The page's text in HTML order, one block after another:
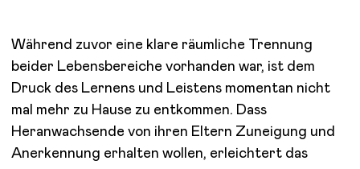
Während zuvor eine klare räumliche Trennung
beider Lebensbereiche vorhanden war, ist dem
Druck des Lernens und Leistens momentan nicht
mal mehr zu Hause zu entkommen. Dass
Heranwachsende von ihren Eltern Zuneigung und
Anerkennung erhalten wollen, erleichtert das